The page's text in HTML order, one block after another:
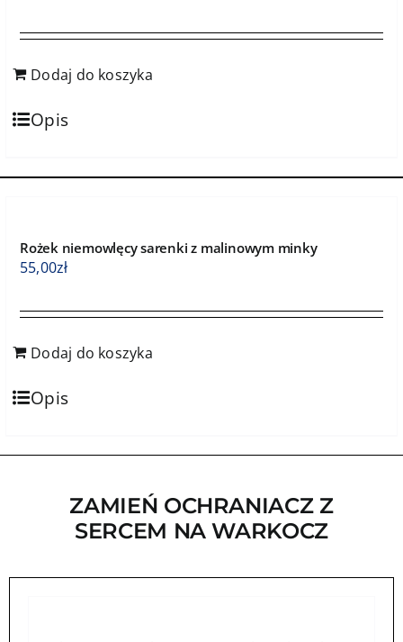
Dodaj do koszyka
Opis
Rożek niemowlęcy sarenki z malinowym minky
55,00zł
Dodaj do koszyka
Opis
ZAMIEŃ OCHRANIACZ Z
SERCEM NA WARKOCZ